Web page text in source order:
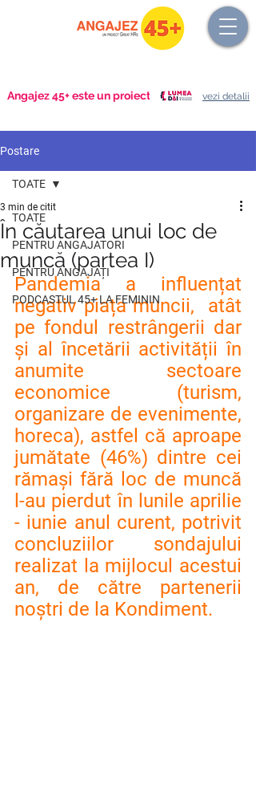
Angajez 45+ este un proiect vezi detalii
Postare
TOATE
PENTRU ANGAJATORI
PENTRU ANGAJAȚI
PODCASTUL 45+ LA FEMININ
TOATE
În căutarea unui loc de
muncă (partea I)
3 min de citit
Pandemia a influențat
negativ piața muncii,  atât
pe fondul restrângerii dar
și al încetării activității în
anumite sectoare
economice (turism,
organizare de evenimente,
horeca), astfel că aproape
jumătate (46%) dintre cei
rămași fără loc de muncă
l-au pierdut în lunile aprilie
- iunie anul curent, potrivit
concluziilor sondajului
realizat la mijlocul acestui
an, de către partenerii
noștri de la Kondiment.